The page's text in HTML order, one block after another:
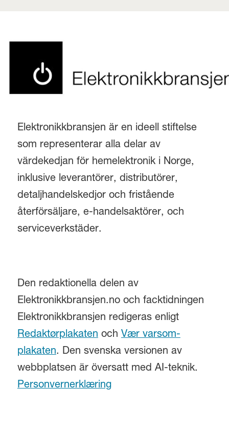
Elektronikkbransjen är en ideell stiftelse
som representerar alla delar av
värdekedjan för hemelektronik i Norge,
inklusive leverantörer, distributörer,
detaljhandelskedjor och fristående
återförsäljare, e-handelsaktörer, och
serviceverkstäder.
Den redaktionella delen av
Elektronikkbransjen.no och facktidningen
Elektronikkbransjen redigeras enligt
Redaktørplakaten och Vær varsom-
plakaten. Den svenska versionen av
webbplatsen är översatt med AI-teknik.
Personvernerklæring